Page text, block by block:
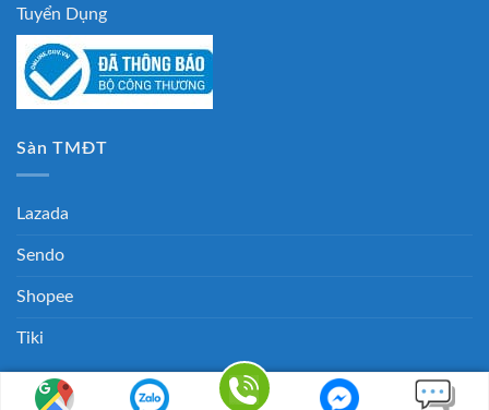
Tuyển Dụng
Sàn TMĐT
Lazada
Sendo
Shopee
Tiki